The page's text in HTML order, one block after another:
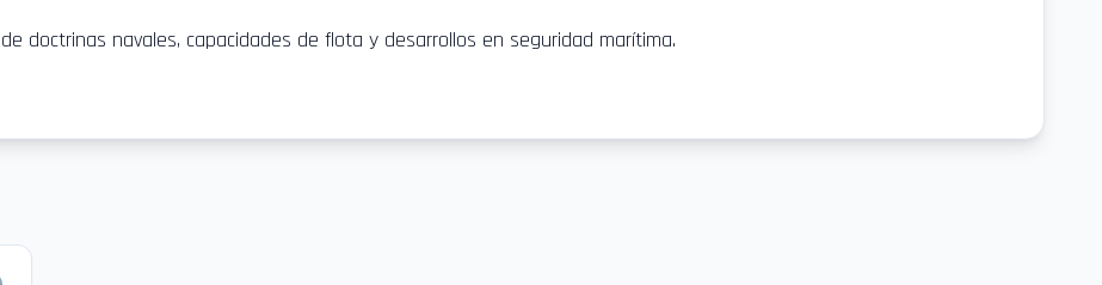
doctrinas navales, capacidades de flota y desarrollos en seguridad marítima.